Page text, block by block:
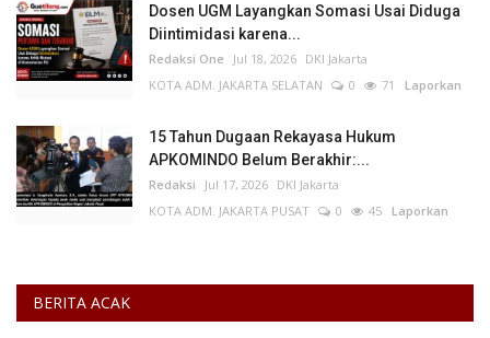
Dosen UGM Layangkan Somasi Usai Diduga
Diintimidasi karena...
Redaksi One Jul 18, 2026 DKI Jakarta
KOTA ADM. JAKARTA SELATAN
0 71 Laporkan
15 Tahun Dugaan Rekayasa Hukum
APKOMINDO Belum Berakhir:...
Redaksi Jul 17, 2026 DKI Jakarta
KOTA ADM. JAKARTA PUSAT
0 45 Laporkan
BERITA ACAK